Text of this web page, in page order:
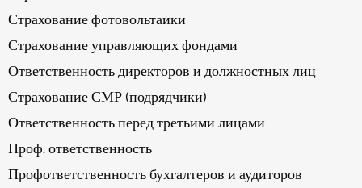
Страхование фотовольтаики
Страхование управляющих фондами
Ответственность директоров и должностных лиц
Страхование СМР (подрядчики)
Ответственность перед третьими лицами
Проф. ответственность
Профответственность бухгалтеров и аудиторов